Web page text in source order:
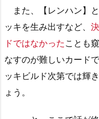
また、【レンハン】
ッキを生み出すなど、
ドではなかった ことも
なすのが難しいカード
ッキビルド次第では輝
ょう。